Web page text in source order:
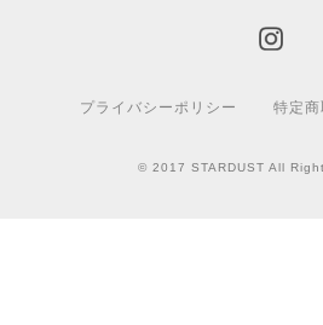
プライバシーポリシー 特定
© 2017 STARDUST All